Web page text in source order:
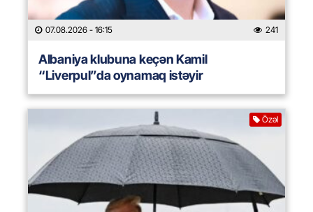
07.08.2026 - 16:15 241
Albaniya klubuna keçən Kamil
“Liverpul”da oynamaq istəyir
Özəl